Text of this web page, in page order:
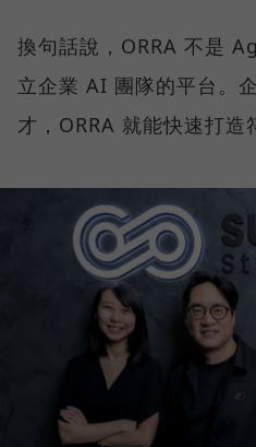
換句話說，ORRA 不是
立企業 AI 團隊的平台。
才，ORRA 就能快速打造